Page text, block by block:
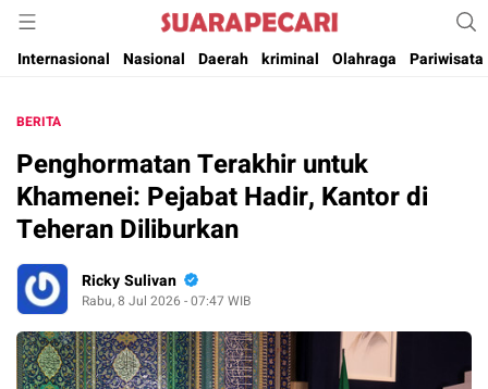
Suara Pecari
Suara Pencerahan Anak Negeri ( Berita Aktual & Terpercaya )
Internasional
Nasional Daerah kriminal Olahraga Pariwisata
BERITA
Penghormatan Terakhir untuk
Khamenei: Pejabat Hadir, Kantor di
Teheran Diliburkan
Ricky Sulivan
Rabu, 8 Jul 2026 - 07:47 WIB